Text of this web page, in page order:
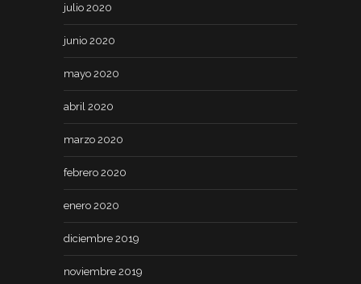
julio 2020
junio 2020
mayo 2020
abril 2020
marzo 2020
febrero 2020
enero 2020
diciembre 2019
noviembre 2019